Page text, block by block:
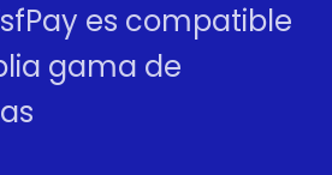
es compatible
gama de